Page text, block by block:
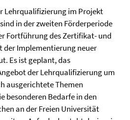
Lehrqualifizierung im Projekt
in der zweiten Förderperiode
Fortführung des Zertifikat- und
Implementierung neuer
Es ist geplant, das
der Lehrqualifizierung um
ausgerichtete Themen
besonderen Bedarfe in den
an der Freien Universität